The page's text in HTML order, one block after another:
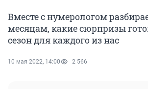
Вместе с нумерологом
месяцам, какие сюрпризы
сезон для каждого из нас
10 мая 2022, 14:00 2 566